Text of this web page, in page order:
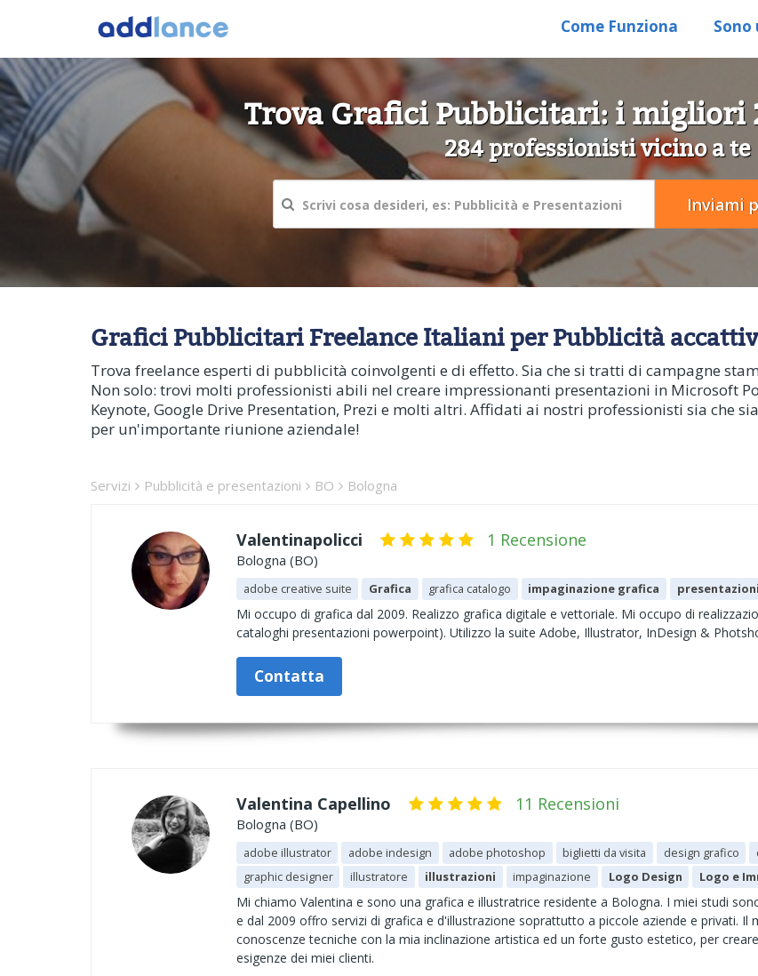
Come Funziona Sono
Trova Grafici Pubblicitari: i migliori
284 professionisti vicino a te
Grafici Pubblicitari Freelance Italiani per Pubblicità
Trova freelance esperti di pubblicità coinvolgenti e di effetto. Sia che si tratti di campagne
Non solo: trovi molti professionisti abili nel creare impressionanti presentazioni in Microsoft
Keynote, Google Drive Presentation, Prezi e molti altri. Affidati ai nostri professionisti sia che
per un'importante riunione aziendale!
Servizi Pubblicità e presentazioni BO Bologna
Valentinapolicci 1 Recensione
Bologna (BO)
adobe creative suite Grafica grafica catalogo impaginazione grafica
Mi occupo di grafica dal 2009. Realizzo grafica digitale e vettoriale. Mi occupo di
cataloghi presentazioni powerpoint). Utilizzo la suite Adobe, Illustrator, InDesign &
Contatta
Valentina Capellino 11 Recensioni
Bologna (BO)
adobe illustrator adobe indesign adobe photoshop biglietti da visita design grafico
graphic designer
illustratore illustrazioni impaginazione Logo Design Logo e
Mi chiamo Valentina e sono una grafica e illustratrice residente a Bologna. I miei studi
e dal 2009 offro servizi di grafica e d'illustrazione soprattutto a piccole aziende e privati.
conoscenze tecniche con la mia inclinazione artistica ed un forte gusto estetico, per
esigenze dei miei clienti.